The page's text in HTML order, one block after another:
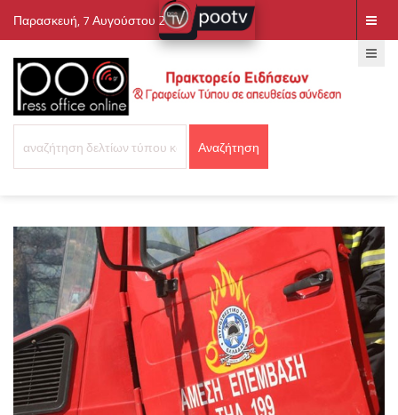
Παρασκευή, 7 Αυγούστου 2026